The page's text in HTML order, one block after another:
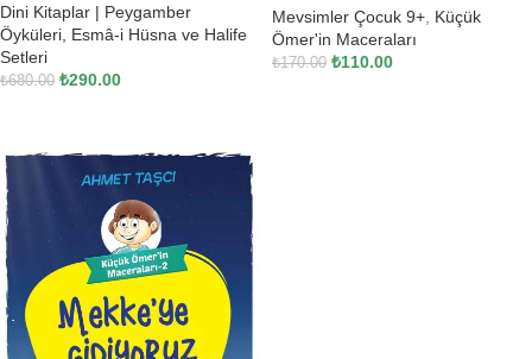
Dini Kitaplar | Peygamber
Öyküleri, Esmâ-i Hüsna ve Halife
Setleri
₺680.00 ₺290.00
Mevsimler Çocuk 9+ Küçük
Ömer'in Maceraları
₺170.00 ₺110.00